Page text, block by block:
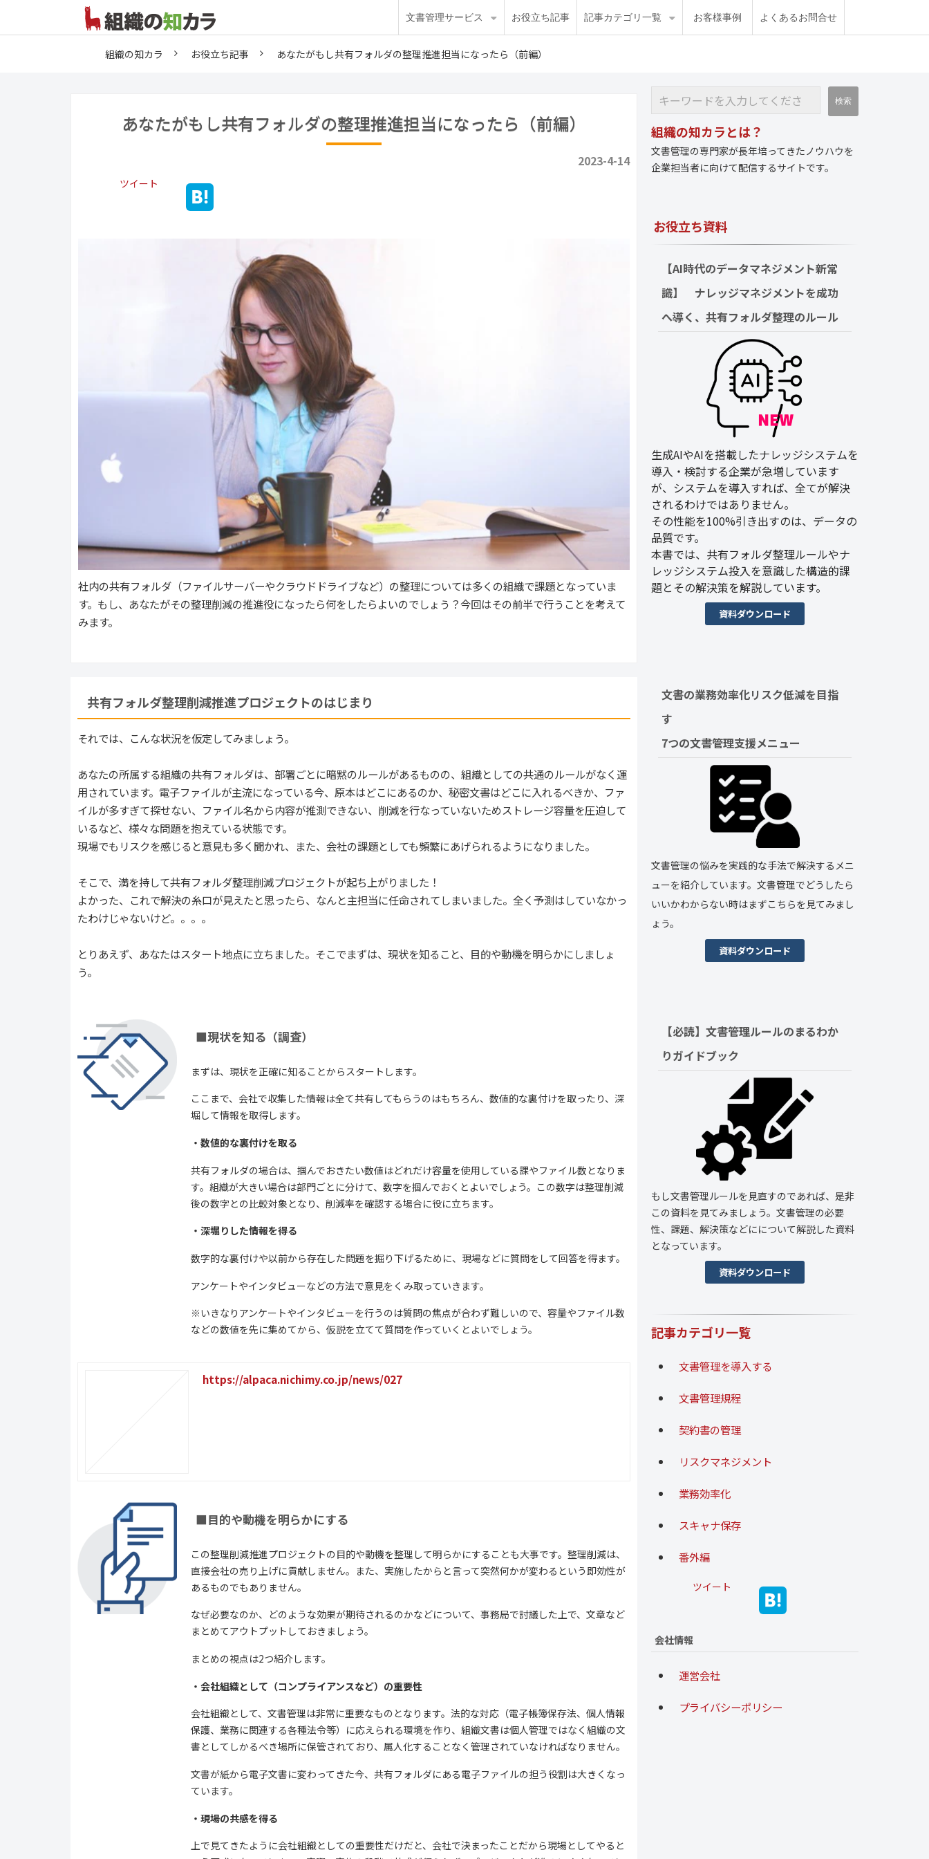
文書管理サービス お役立ち記事 記事カテゴリ一覧 お客様事例 よくあるお問合せ
組織の知カラ お役立ち記事 あなたがもし共有フォルダの整理推進担当になったら（前編）
あなたがもし共有フォルダの整理推進担当になったら（前編）
2023-4-14
ツイート
社内の共有フォルダ（ファイルサーバーやクラウドドライブなど）の整理については多くの組織で課題となっていま
す。もし、あなたがその整理削減の推進役になったら何をしたらよいのでしょう？今回はその前半で行うことを考えて
みます。
共有フォルダ整理削減推進プロジェクトのはじまり
それでは、こんな状況を仮定してみましょう。
あなたの所属する組織の共有フォルダは、部署ごとに暗黙のルールがあるものの、組織としての共通のルールがなく運
用されています。電子ファイルが主流になっている今、原本はどこにあるのか、秘密文書はどこに入れるべきか、ファ
イルが多すぎて探せない、ファイル名から内容が推測できない、削減を行なっていないためストレージ容量を圧迫して
いるなど、様々な問題を抱えている状態です。
現場でもリスクを感じると意見も多く聞かれ、また、会社の課題としても頻繁にあげられるようになりました。
そこで、満を持して共有フォルダ整理削減プロジェクトが起ち上がりました！
よかった、これで解決の糸口が見えたと思ったら、なんと主担当に任命されてしまいました。全く予測はしていなかっ
たわけじゃないけど。。。。
とりあえず、あなたはスタート地点に立ちました。そこでまずは、現状を知ること、目的や動機を明らかにしましょ
う。
■現状を知る（調査）
まずは、現状を正確に知ることからスタートします。
ここまで、会社で収集した情報は全て共有してもらうのはもちろん、数値的な裏付けを取ったり、深
堀して情報を取得します。
・数値的な裏付けを取る
共有フォルダの場合は、掴んでおきたい数値はどれだけ容量を使用している課やファイル数となりま
す。組織が大きい場合は部門ごとに分けて、数字を掴んでおくとよいでしょう。この数字は整理削減
後の数字との比較対象となり、削減率を確認する場合に役に立ちます。
・深堀りした情報を得る
数字的な裏付けや以前から存在した問題を掘り下げるために、現場などに質問をして回答を得ます。
アンケートやインタビューなどの方法で意見をくみ取っていきます。
※いきなりアンケートやインタビューを行うのは質問の焦点が合わず難しいので、容量やファイル数
などの数値を先に集めてから、仮説を立てて質問を作っていくとよいでしょう。
https://alpaca.nichimy.co.jp/news/027
■目的や動機を明らかにする
この整理削減推進プロジェクトの目的や動機を整理して明らかにすることも大事です。整理削減は、
直接会社の売り上げに貢献しません。また、実施したからと言って突然何かが変わるという即効性が
あるものでもありません。
なぜ必要なのか、どのような効果が期待されるのかなどについて、事務局で討議した上で、文章など
まとめてアウトプットしておきましょう。
まとめの視点は2つ紹介します。
・会社組織として（コンプライアンスなど）の重要性
会社組織として、文書管理は非常に重要なものとなります。法的な対応（電子帳簿保存法、個人情報
保護、業務に関連する各種法令等）に応えられる環境を作り、組織文書は個人管理ではなく組織の文
書としてしかるべき場所に保管されており、属人化することなく管理されていなければなりません。
文書が紙から電子文書に変わってきた今、共有フォルダにある電子ファイルの担う役割は大きくなっ
ています。
・現場の共感を得る
上で見てきたように会社組織としての重要性だけだと、会社で決まったことだから現場としてやると
組織の知カラとは？
文書管理の専門家が長年培ってきたノウハウを
企業担当者に向けて配信するサイトです。
お役立ち資料
【AI時代のデータマネジメント新常
識】　ナレッジマネジメントを成功
へ導く、共有フォルダ整理のルール
生成AIやAIを搭載したナレッジシステムを
導入・検討する企業が急増しています
が、システムを導入すれば、全てが解決
されるわけではありません。
その性能を100%引き出すのは、データの
品質です。
本書では、共有フォルダ整理ルールやナ
レッジシステム投入を意識した構造的課
題とその解決策を解説しています。
資料ダウンロード
文書の業務効率化リスク低減を目指
す
7つの文書管理支援メニュー
文書管理の悩みを実践的な手法で解決するメニ
ューを紹介しています。文書管理でどうしたら
いいかわからない時はまずこちらを見てみまし
ょう。
資料ダウンロード
【必読】文書管理ルールのまるわか
りガイドブック
もし文書管理ルールを見直すのであれば、是非
この資料を見てみましょう。文書管理の必要
性、課題、解決策などにについて解説した資料
となっています。
資料ダウンロード
記事カテゴリ一覧
文書管理を導入する
文書管理規程
契約書の管理
リスクマネジメント
業務効率化
スキャナ保存
番外編
ツイート
会社情報
運営会社
プライバシーポリシー